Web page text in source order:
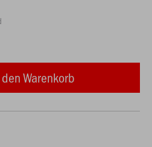
Warenkorb